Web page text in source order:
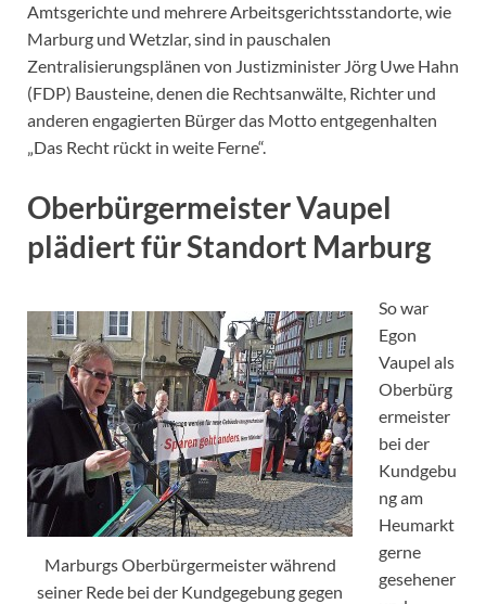
Amtsgerichte und mehrere Arbeitsgerichtsstandorte, wie
Marburg und Wetzlar, sind in pauschalen
Zentralisierungsplänen von Justizminister Jörg Uwe Hahn
(FDP) Bausteine, denen die Rechtsanwälte, Richter und
anderen engagierten Bürger das Motto entgegenhalten
„Das Recht rückt in weite Ferne“.
Oberbürgermeister Vaupel
plädiert für Standort Marburg
Marburgs Oberbürgermeister während
seiner Rede bei der Kundgegebung gegen
So war
Egon
Vaupel als
Oberbürg
ermeister
bei der
Kundgebu
ng am
Heumarkt
gerne
gesehener